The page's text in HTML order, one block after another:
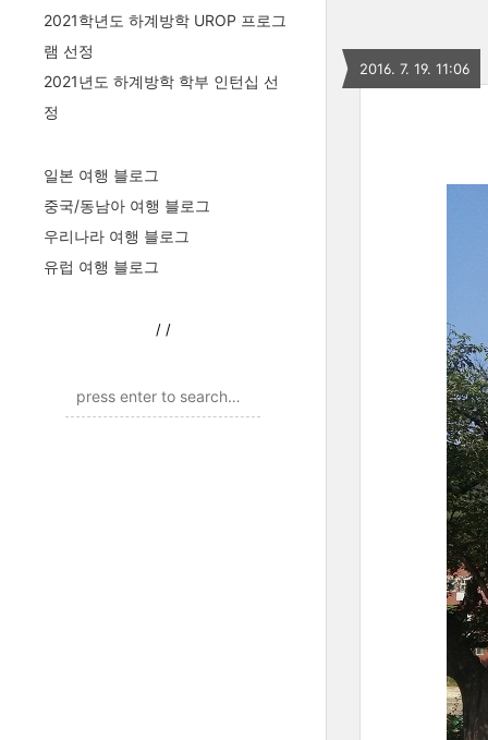
2021학년도 하계방학 UROP 프로그
램 선정
2021년도 하계방학 학부 인턴십 선
정
일본 여행 블로그
중국/동남아 여행 블로그
우리나라 여행 블로그
유럽 여행 블로그
/ /
2016. 7. 19. 11:06